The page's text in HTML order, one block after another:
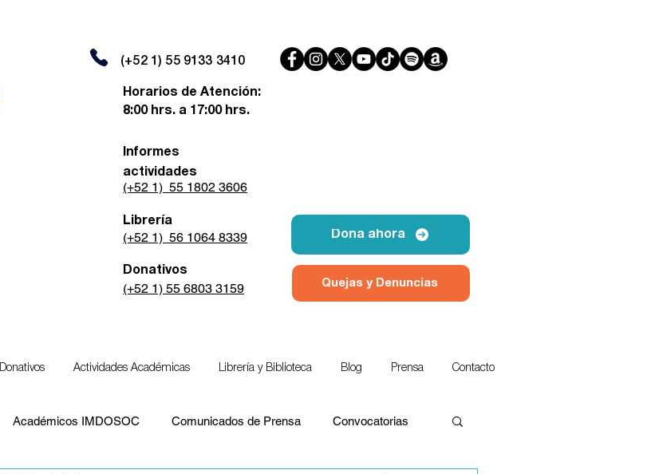
(+52 1) 55 9133 3410
Horarios de Atención:
8:00 hrs. a 17:00 hrs.
Informes
actividades
(+52 1) 55 1802 3606
Librería
(+52 1) 56 1064 8339
Donativos
(+52 1) 55 6803 3159
Dona ahora
Quejas y Denuncias
Donativos Actividades Académicas Librería y Biblioteca Blog Prensa Contacto
Académicos IMDOSOC Comunicados de Prensa Convocatorias